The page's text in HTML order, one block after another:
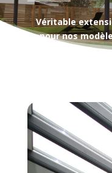
Véritable
pour nos